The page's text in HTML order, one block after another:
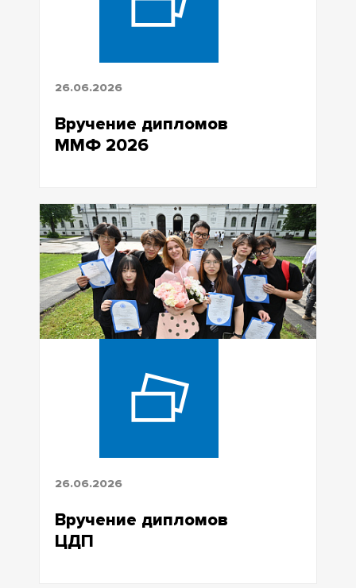
26.06.2026
Вручение дипломов
ММФ 2026
26.06.2026
Вручение дипломов
ЦДП